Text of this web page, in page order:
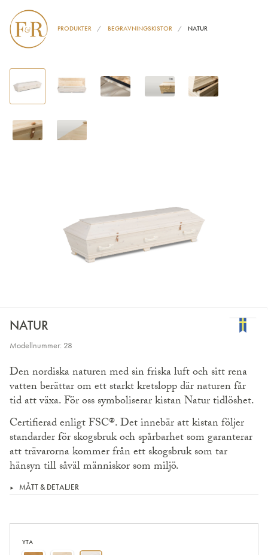
PRODUKTER BEGRAVNINGSKISTOR NATUR
NATUR
Modellnummer: 28
Den nordiska naturen med sin friska luft och sitt rena
vatten berättar om ett starkt kretslopp där naturen får
tid att växa. För oss symboliserar kistan Natur tidlöshet.
Certifierad enligt FSC®. Det innebär att kistan följer
standarder för skogsbruk och spår­barhet som garanterar
att trävarorna kommer från ett skogsbruk som tar
hänsyn till såväl människor som miljö.
MÅTT & DETALJER
YTA